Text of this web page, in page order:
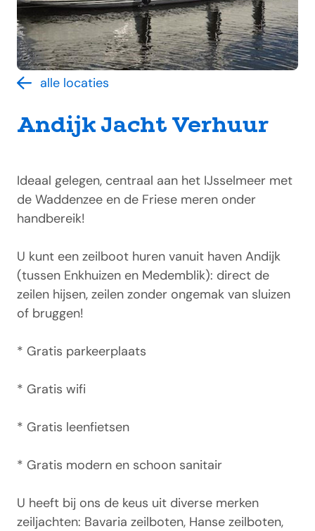
alle locaties
Andijk Jacht Verhuur
Ideaal gelegen, centraal aan het IJsselmeer met
de Waddenzee en de Friese meren onder
handbereik!
U kunt een zeilboot huren vanuit haven Andijk
(tussen Enkhuizen en Medemblik): direct de
zeilen hijsen, zeilen zonder ongemak van sluizen
of bruggen!
* Gratis parkeerplaats
* Gratis wifi
* Gratis leenfietsen
* Gratis modern en schoon sanitair
U heeft bij ons de keus uit diverse merken
zeiljachten: Bavaria zeilboten, Hanse zeilboten,